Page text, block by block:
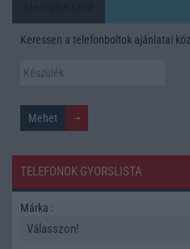
Keressen a telefonboltok ajánlatai
TELEFONOK GYORSLISTA
Márka :